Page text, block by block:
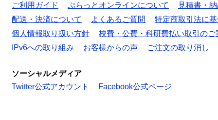
ご利用ガイド
ぷらっとオンラインについて
見積書・
配送・決済について
よくあるご質問
特定商取引法に
個人情報取り扱い方針
校費・公費・科研費払い取引のご
IPv6への取り組み
お客様からの声 ご注文の取り消し
ソーシャルメディア
Twitter公式アカウント
Facebook公式ページ